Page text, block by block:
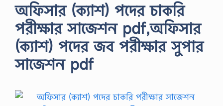
অফিসার (ক্যাশ) পদের চাকরি
পরীক্ষার সাজেশন pdf,অফিসার
(ক্যাশ) পদের জব পরীক্ষার সুপার
সাজেশন pdf